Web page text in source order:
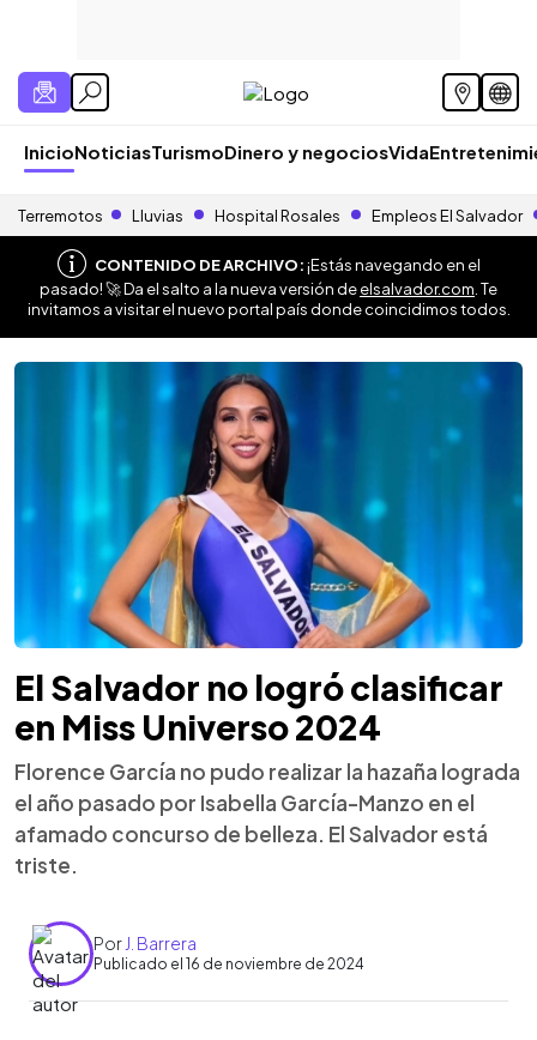
InicioNoticiasTurismoDinero y negociosVida
Terremotos Lluvias Hospital Rosales Empleos El Salvador
CONTENIDO DE ARCHIVO:¡Estás navegando en el
pasado! 🚀 Da el salto a la nueva versión deelsalvador.com . Te
invitamos a visitar el nuevo portal país donde coincidimos todos.
El Salvador no logró clasificar
en Miss Universo 2024
Florence García no pudo realizar la hazaña lograda
el año pasado por Isabella García-Manzo en el
afamado concurso de belleza. El Salvador está
triste.
Por J. Barrera
Publicado el 16 de noviembre de 2024